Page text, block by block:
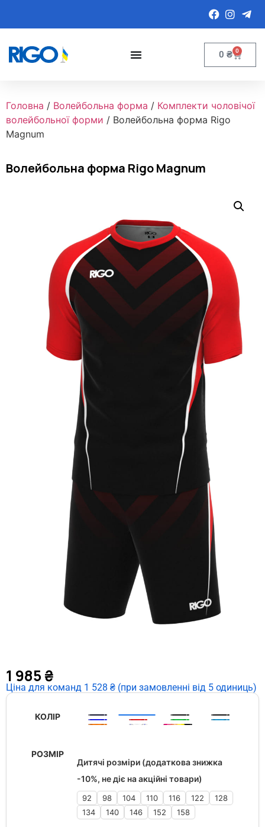
0 ₴ 0
Головна / Волейбольна форма / Комплекти чоловічої
волейбольної форми / Волейбольна форма Rigo
Magnum
Волейбольна форма Rigo Magnum
1 985₴
Ціна для команд 1 528 ₴ (при замовленні від 5 одиниць)
КОЛІР
РОЗМІР
Дитячі розміри (додаткова знижка
-10%, не діє на акційні товари)
92 98 104 110 116 122
128
134
140 146 152 158